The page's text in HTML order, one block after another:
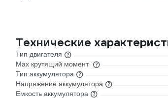
Технические
Тип двигателя
Max крутящий момент
Тип аккумулятора
Напряжение аккумулятора
Емкость аккумулятора